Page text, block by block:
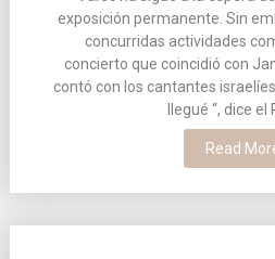
exposición permanente. Sin
concurridas actividades
concierto que coincidió con
contó con los cantantes israelíes
llegué “, dice el
Read